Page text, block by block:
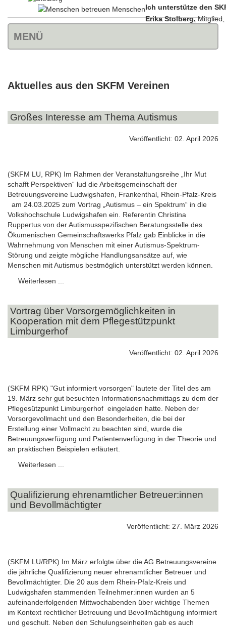
Ich unterstütze den
Erika Stolberg,Mitglied,
MENÜ
Aktuelles aus den SKFM Vereinen
Großes Interesse am Thema Autismus
Veröffentlicht: 02. April 2026
(SKFM LU, RPK) Im Rahmen der Veranstaltungsreihe „Ihr Mut
schafft Perspektiven“ lud die Arbeitsgemeinschaft der
Betreuungsvereine Ludwigshafen, Frankenthal, Rhein-Pfalz-Kreis
am 24.03.2025 zum Vortrag „Autismus – ein Spektrum“ in die
Volkshochschule Ludwigshafen ein. Referentin Christina
Ruppertus von der Autismusspezifischen Beratungsstelle des
Ökumenischen Gemeinschaftswerks Pfalz gab Einblicke in die
Wahrnehmung von Menschen mit einer Autismus-Spektrum-
Störung und zeigte mögliche Handlungsansätze auf, wie
Menschen mit Autismus bestmöglich unterstützt werden können.
Weiterlesen ...
Vortrag über Vorsorgemöglichkeiten in
Kooperation mit dem Pflegestützpunkt
Limburgerhof
Veröffentlicht: 02. April 2026
(SKFM RPK) "Gut informiert vorsorgen" lautete der Titel des am
19. März sehr gut besuchten Informationsnachmittags zu dem der
Pflegesützpunkt Limburgerhof eingeladen hatte. Neben der
Vorsorgevollmacht und den Besonderheiten, die bei der
Erstellung einer Vollmacht zu beachten sind, wurde die
Betreuungsverfügung und Patientenverfügung in der Theorie und
an praktischen Beispielen erläutert.
Weiterlesen ...
Qualifizierung ehrenamtlicher Betreuer:innen
und Bevollmächtigter
Veröffentlicht: 27. März 2026
(SKFM LU/RPK) Im März erfolgte über die AG Betreuungsvereine
die jährliche Qualifizierung neuer ehrenamtlicher Betreuer und
Bevollmächtigter. Die 20 aus dem Rhein-Pfalz-Kreis und
Ludwigshafen stammenden Teilnehmer:innen wurden an 5
aufeinanderfolgenden Mittwochabenden über wichtige Themen
im Kontext rechtlicher Betreuung und Bevollmächtigung informiert
und geschult. Neben den Schulungseinheiten gab es auch